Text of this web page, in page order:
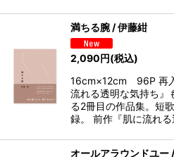
満ちる腕 / 伊藤紺
2,090円(税込)
16cm×12cm 96P 再
流れる透明な気持ち』
る2冊目の作品集。短
録。 前作『肌に流れ
オールアラウンドユー